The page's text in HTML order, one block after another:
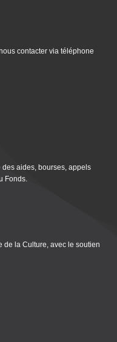
contacter via téléphone
des aides, bourses, appels
Fonds.
de la Culture, avec le soutien